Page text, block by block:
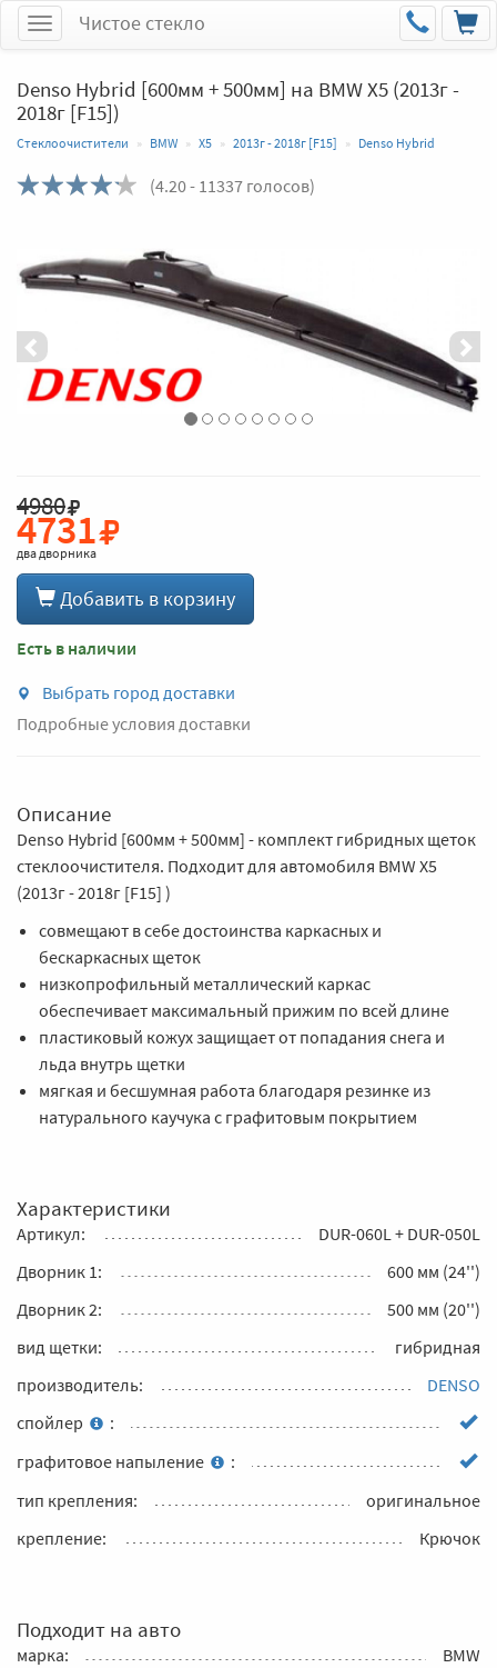
МенюЧистое стекло
Denso Hybrid [600мм + 500мм] на BMW X5 (2013г -
2018г [F15])
Стеклоочистители BMW X5 2013г - 2018г [F15] Denso Hybrid
(4.20- 11337 голосов)
4980
4731
два дворника
Добавить в корзину
Есть в наличии
Выбрать город доставки
Подробные условия доставки
Описание
Denso Hybrid [600мм + 500мм] - комплект гибридных щеток
стеклоочистителя. Подходит для автомобиля BMW X5
(2013г - 2018г [F15] )
совмещают в себе достоинства каркасных и
бескаркасных щеток
низкопрофильный металлический каркас
обеспечивает максимальный прижим по всей длине
пластиковый кожух защищает от попадания снега и
льда внутрь щетки
мягкая и бесшумная работа благодаря резинке из
натурального каучука с графитовым покрытием
Характеристики
Артикул:
DUR-060L + DUR-050L
Дворник 1:
600 мм (24'')
Дворник 2:
500 мм (20'')
вид щетки:
гибридная
производитель:
DENSO
спойлер
:
графитовое напыление
:
тип крепления:
оригинальное
крепление:
Крючок
Подходит на авто
марка:
BMW